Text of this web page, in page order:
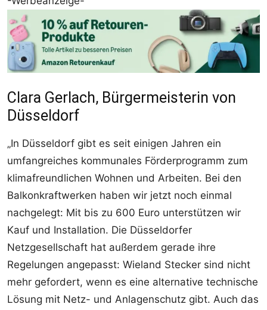
Clara Gerlach, Bürgermeisterin von
Düsseldorf
„In Düsseldorf gibt es seit einigen Jahren ein
umfangreiches kommunales Förderprogramm zum
klimafreundlichen Wohnen und Arbeiten. Bei den
Balkonkraftwerken haben wir jetzt noch einmal
nachgelegt: Mit bis zu 600 Euro unterstützen wir
Kauf und Installation. Die Düsseldorfer
Netzgesellschaft hat außerdem gerade ihre
Regelungen angepasst: Wieland Stecker sind nicht
mehr gefordert, wenn es eine alternative technische
Lösung mit Netz- und Anlagenschutz gibt. Auch das